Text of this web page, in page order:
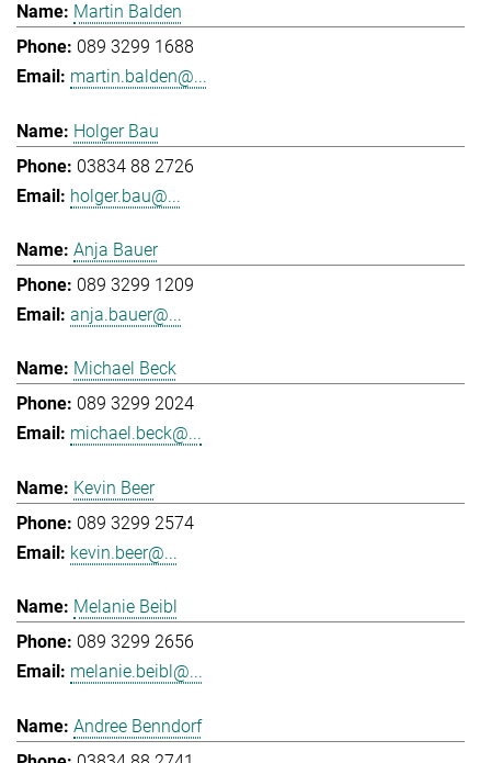
Martin Balden
089 3299 1688
martin.balden@...
Holger Bau
03834 88 2726
holger.bau@...
Anja Bauer
089 3299 1209
anja.bauer@...
Michael Beck
089 3299 2024
michael.beck@...
Kevin Beer
089 3299 2574
kevin.beer@...
Melanie Beibl
089 3299 2656
melanie.beibl@...
Andree Benndorf